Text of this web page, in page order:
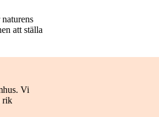
att ställa
Vi
rik